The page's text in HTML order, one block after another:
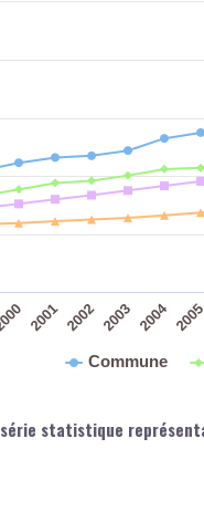
Commune
2001 2002 2003 2004 2005
série statistique